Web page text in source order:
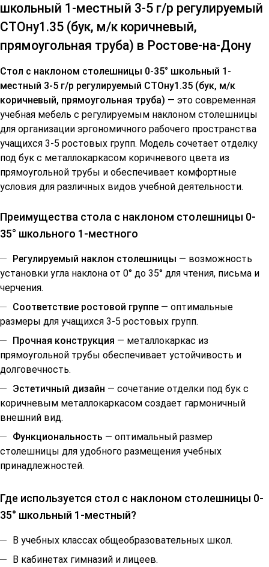
школьный 1-местный 3-5 г/р регулируемый
СТОну1.35 (бук, м/к коричневый,
прямоугольная труба) в Ростове-на-Дону
Стол с наклоном столешницы 0-35° школьный 1-
местный 3-5 г/р регулируемый СТОну1.35 (бук, м/к
коричневый, прямоугольная труба) — это современная
учебная мебель с регулируемым наклоном столешницы
для организации эргономичного рабочего пространства
учащихся 3-5 ростовых групп. Модель сочетает отделку
под бук с металлокаркасом коричневого цвета из
прямоугольной трубы и обеспечивает комфортные
условия для различных видов учебной деятельности.
Преимущества стола с наклоном столешницы 0-
35° школьного 1-местного
Регулируемый наклон столешницы — возможность
установки угла наклона от 0° до 35° для чтения, письма и
черчения.
Соответствие ростовой группе — оптимальные
размеры для учащихся 3-5 ростовых групп.
Прочная конструкция — металлокаркас из
прямоугольной трубы обеспечивает устойчивость и
долговечность.
Эстетичный дизайн — сочетание отделки под бук с
коричневым металлокаркасом создает гармоничный
внешний вид.
Функциональность — оптимальный размер
столешницы для удобного размещения учебных
принадлежностей.
Где используется стол с наклоном столешницы 0-
35° школьный 1-местный?
В учебных классах общеобразовательных школ.
В кабинетах гимназий и лицеев.